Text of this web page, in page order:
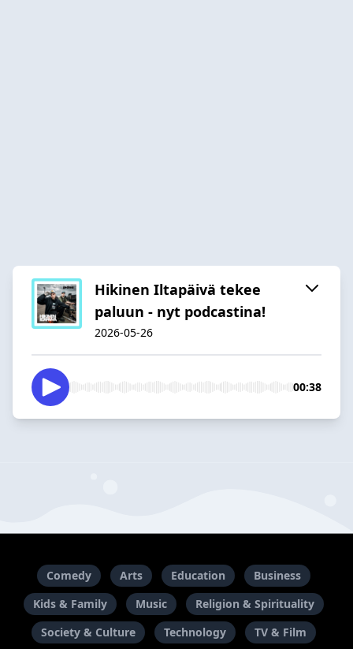
Hikinen Iltapäivä tekee
paluun - nyt podcastina!
2026-05-26
00:38
Comedy Arts Education
Business
Kids & Family
Music
Religion & Spirituality
Society & Culture
Technology TV & Film